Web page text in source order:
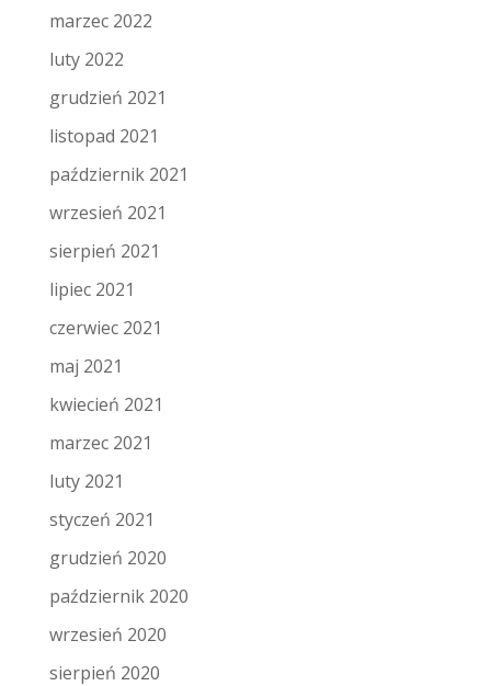
marzec 2022
luty 2022
grudzień 2021
listopad 2021
październik 2021
wrzesień 2021
sierpień 2021
lipiec 2021
czerwiec 2021
maj 2021
kwiecień 2021
marzec 2021
luty 2021
styczeń 2021
grudzień 2020
październik 2020
wrzesień 2020
sierpień 2020